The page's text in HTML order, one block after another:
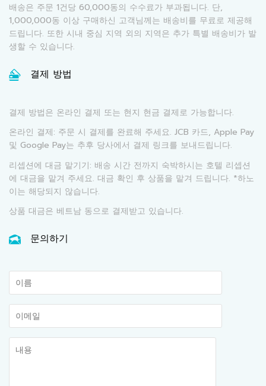
배송은 주문 1건당 60,000동의 수수료가 부과됩니다. 단,
1,000,000동 이상 구매하신 고객님께는 배송비를 무료로 제공해
드립니다. 또한 시내 중심 지역 외의 지역은 추가 특별 배송비가 발
생할 수 있습니다.
결제 방법
결제 방법은 온라인 결제 또는 현지 현금 결제로 가능합니다.
온라인 결제: 주문 시 결제를 완료해 주세요. JCB 카드, Apple Pay
및 Google Pay는 추후 당사에서 결제 링크를 보내드립니다.
리셉션에 대금 맡기기: 배송 시간 전까지 숙박하시는 호텔 리셉션
에 대금을 맡겨 주세요. 대금 확인 후 상품을 맡겨 드립니다. *하노
이는 해당되지 않습니다.
상품 대금은 베트남 동으로 결제받고 있습니다.
문의하기